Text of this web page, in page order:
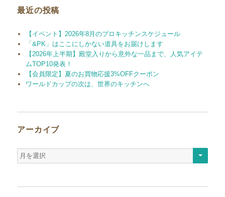
最近の投稿
【イベント】2026年8月のプロキッチンスケジュール
「&PK」はここにしかない道具をお届けします
【2026年上半期】殿堂入りから意外な一品まで、人気アイテ
ムTOP10発表！
【会員限定】夏のお買物応援3%OFFクーポン
ワールドカップの次は、世界のキッチンへ
アーカイブ
ア
ー